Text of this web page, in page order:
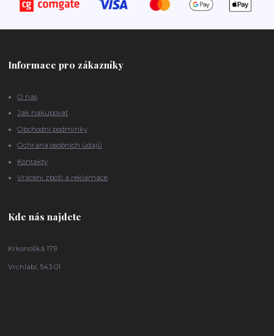
Informace pro zákazníky
O nás
Jak nakupovat
Obchodní podmínky
Ochrana osobních údajů
Kontakty
Vrácení zboží a reklamace
Kde nás najdete
Krkonošká 179
Vrchlabí, 543 01